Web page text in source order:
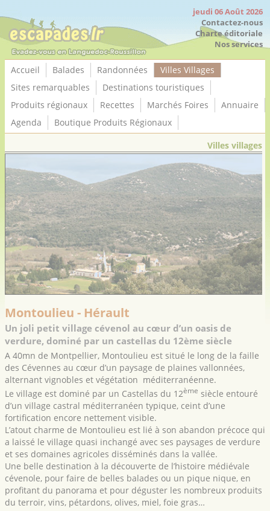
jeudi 06 Août 2026
Contactez-nous
Charte éditoriale
Nos services
Accueil Balades Randonnées
Villes Villages
Sites remarquables
Destinations touristiques
Produits régionaux
Recettes Marchés Foires
Annuaire
Agenda
Boutique Produits Régionaux
Villes villages
Montoulieu - Hérault
Un joli petit village cévenol au cœur d’un oasis de
verdure, dominé par un castellas du 12ème siècle
A 40mn de Montpellier, Montoulieu est situé le long de la faille
des Cévennes au cœur d’un paysage de plaines vallonnées,
alternant vignobles et végétation méditerranéenne.
Le village est dominé par un Castellas du 12ème siècle entouré
d’un village castral méditerranéen typique, ceint d’une
fortification encore nettement visible.
L’atout charme de Montoulieu est lié à son abandon précoce qui
a laissé le village quasi inchangé avec ses paysages de verdure
et ses domaines agricoles disséminés dans la vallée.
Une belle destination à la découverte de l’histoire médiévale
cévenole, pour faire de belles balades ou un pique nique, en
profitant du panorama et pour déguster les nombreux produits
du terroir, vins, pétardons, olives, miel, foie gras…